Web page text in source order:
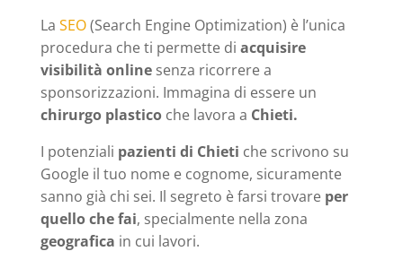
La SEO(Search Engine Optimization) è l’unica
procedura che ti permette di acquisire
visibilità onlinesenza ricorrere a
sponsorizzazioni. Immagina di essere un
chirurgo plasticoche lavora a Chieti.
I potenziali pazienti di Chieti che scrivono su
Google il tuo nome e cognome, sicuramente
sanno già chi sei. Il segreto è farsi trovare per
quello che fai, specialmente nella zona
geografica in cui lavori.